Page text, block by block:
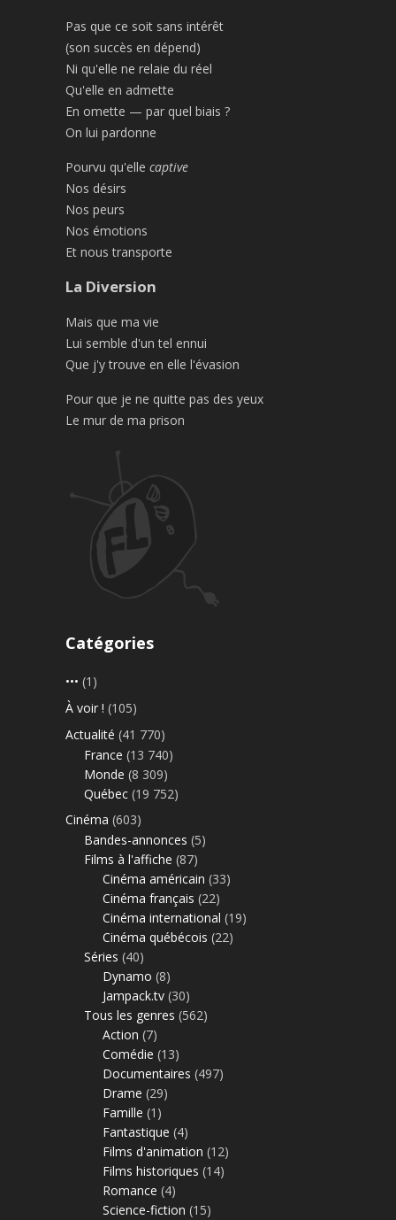
Pas que ce soit sans intérêt
(son succès en dépend)
Ni qu'elle ne relaie du réel
Qu'elle en admette
En omette — par quel biais ?
On lui pardonne
Pourvu qu'elle captive
Nos désirs
Nos peurs
Nos émotions
Et nous transporte
La Diversion
Mais que ma vie
Lui semble d'un tel ennui
Que j'y trouve en elle l'évasion
Pour que je ne quitte pas des yeux
Le mur de ma prison
Catégories
••• (1)
À voir ! (105)
Actualité (41 770)
France (13 740)
Monde (8 309)
Québec (19 752)
Cinéma (603)
Bandes-annonces (5)
Films à l'affiche (87)
Cinéma américain (33)
Cinéma français (22)
Cinéma international (19)
Cinéma québécois (22)
Séries (40)
Dynamo (8)
Jampack.tv (30)
Tous les genres (562)
Action (7)
Comédie (13)
Documentaires (497)
Drame (29)
Famille (1)
Fantastique (4)
Films d'animation (12)
Films historiques (14)
Romance (4)
Science-fiction (15)